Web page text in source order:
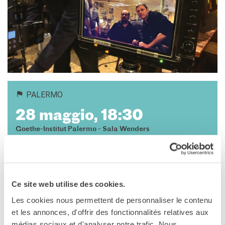
Ce site web utilise des cookies.
Les cookies nous permettent de personnaliser le contenu
et les annonces, d'offrir des fonctionnalités relatives aux
DIPLOMI E TEST
DELF-DALF
Altri test
MEDIATECA
Culturethèque
PERCORSO IN FRANCESE
Formazioni per docenti
Laboratori
universitaria
Soggiorni linguistici in
Francia
PALERMO
28 maggio, 18:30
Goethe-Institut Palermo - Sala Wenders
Telefono +39 091 652 86 80
Vedere la mappa
28 maggio 2026, 18.30 / Sala Wenders - Goethe-Institut